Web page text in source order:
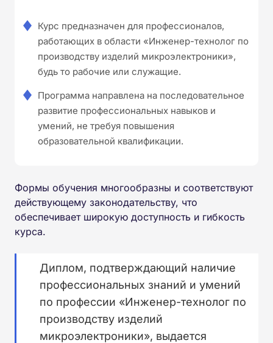
Курс предназначен для профессионалов,
работающих в области «Инженер-технолог по
производству изделий микроэлектроники»,
будь то рабочие или служащие.
Программа направлена на последовательное
развитие профессиональных навыков и
умений, не требуя повышения
образовательной квалификации.
Формы обучения многообразны и соответствуют
действующему законодательству, что
обеспечивает широкую доступность и гибкость
курса.
Диплом, подтверждающий наличие
профессиональных знаний и умений
по профессии «Инженер-технолог по
производству изделий
микроэлектроники», выдается